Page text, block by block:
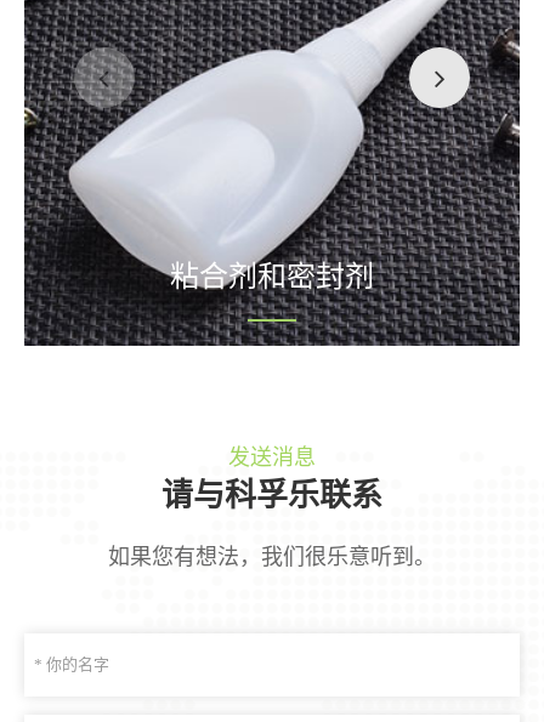
粘合剂和密封剂
发送消息
请与科孚乐联系
如果您有想法，我们很乐意听到。